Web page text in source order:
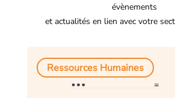
évènements
et actualités en lien avec votre
Ressources Humaines